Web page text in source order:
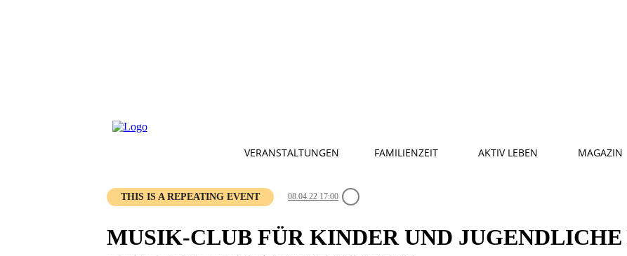
VERANSTALTUNGEN FAMILIENZEIT AKTIV LEBEN MAGAZIN
THIS IS A REPEATING EVENT 08.04.22 17:00
MUSIK-CLUB FÜR KINDER UND